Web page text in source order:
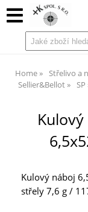
Home Střelivo a
Sellier&Bellot
SP
Kulový náboj
střely 7,6 g /